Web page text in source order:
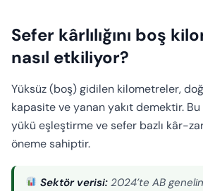
Sefer kârlılığını boş
nasıl etkiliyor?
Yüksüz (boş) gidilen kilometreler,
kapasite ve yanan yakıt demektir.
yükü eşleştirme ve sefer bazlı kâr-
öneme sahiptir.
Sektör verisi: 2024’te AB